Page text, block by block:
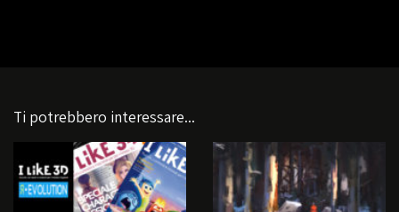
Ti potrebbero interessare...